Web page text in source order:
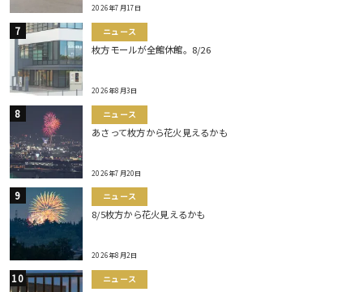
2026年7月17日
ニュース
枚方モールが全館休館。8/26
2026年8月3日
ニュース
あさって枚方から花火見えるかも
2026年7月20日
ニュース
8/5枚方から花火見えるかも
2026年8月2日
ニュース